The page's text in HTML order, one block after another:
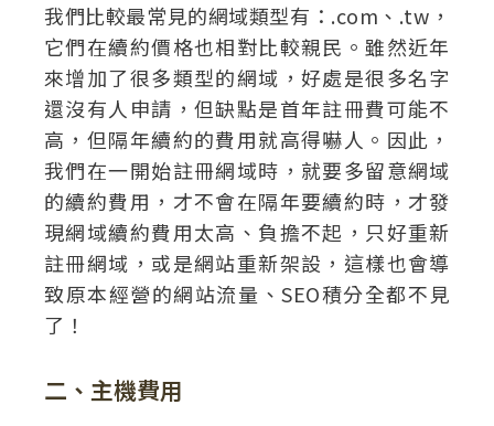
我們比較最常見的網域類型有：.com、.tw，
它們在續約價格也相對比較親民。雖然近年
來增加了很多類型的網域，好處是很多名字
還沒有人申請，但缺點是首年註冊費可能不
高，但隔年續約的費用就高得嚇人。因此，
我們在一開始註冊網域時，就要多留意網域
的續約費用，才不會在隔年要續約時，才發
現網域續約費用太高、負擔不起，只好重新
註冊網域，或是網站重新架設，這樣也會導
致原本經營的網站流量、SEO積分全都不見
了！
二、主機費用